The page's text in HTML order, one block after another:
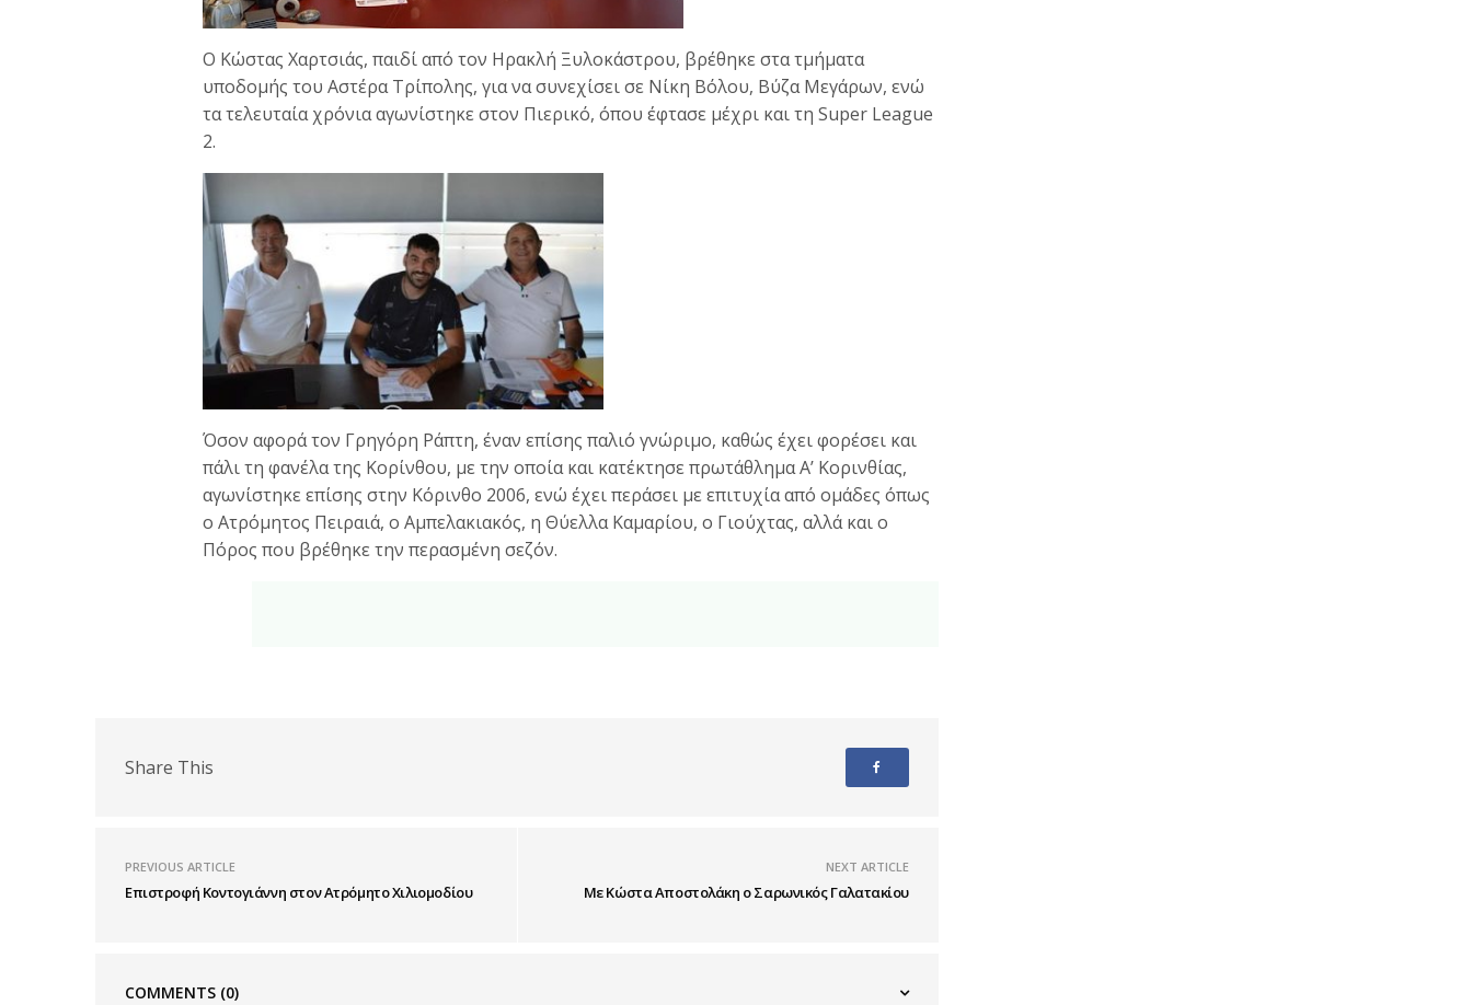
Ο Κώστας Χαρτσιάς, παιδί από τον Ηρακλή Ξυλοκάστρου, βρέθηκε στα τμήματα
υποδομής του Αστέρα Τρίπολης, για να συνεχίσει σε Νίκη Βόλου, Βύζα Μεγάρων, ενώ
τα τελευταία χρόνια αγωνίστηκε στον Πιερικό, όπου έφτασε μέχρι και τη Super League
2.
Όσον αφορά τον Γρηγόρη Ράπτη, έναν επίσης παλιό γνώριμο, καθώς έχει φορέσει και
πάλι τη φανέλα της Κορίνθου, με την οποία και κατέκτησε πρωτάθλημα Α’ Κορινθίας,
αγωνίστηκε επίσης στην Κόρινθο 2006, ενώ έχει περάσει με επιτυχία από ομάδες όπως
ο Ατρόμητος Πειραιά, ο Αμπελακιακός, η Θύελλα Καμαρίου, ο Γιούχτας, αλλά και ο
Πόρος που βρέθηκε την περασμένη σεζόν.
Share This
PREVIOUS ARTICLE
Επιστροφή Κοντογιάννη στον Ατρόμητο Χιλιομοδίου
NEXT ARTICLE
Με Κώστα Αποστολάκη ο Σαρωνικός Γαλατακίου
COMMENTS (0)